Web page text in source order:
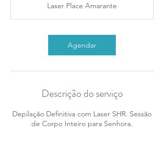
i
n
Laser Place Amarante
Agendar
Descrição do serviço
Depilação Definitiva com Laser SHR. Sessão